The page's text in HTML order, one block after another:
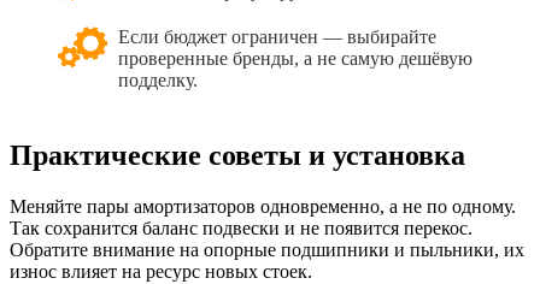
Если бюджет ограничен — выбирайте
проверенные бренды, а не самую дешёвую
подделку.
Практические советы и установка
Меняйте пары амортизаторов одновременно, а не по одному.
Так сохранится баланс подвески и не появится перекос.
Обратите внимание на опорные подшипники и пыльники, их
износ влияет на ресурс новых стоек.